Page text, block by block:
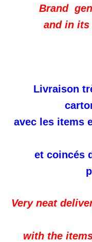
Brand
and in its
Livraison
avec les items
et coincés
Very neat
with the